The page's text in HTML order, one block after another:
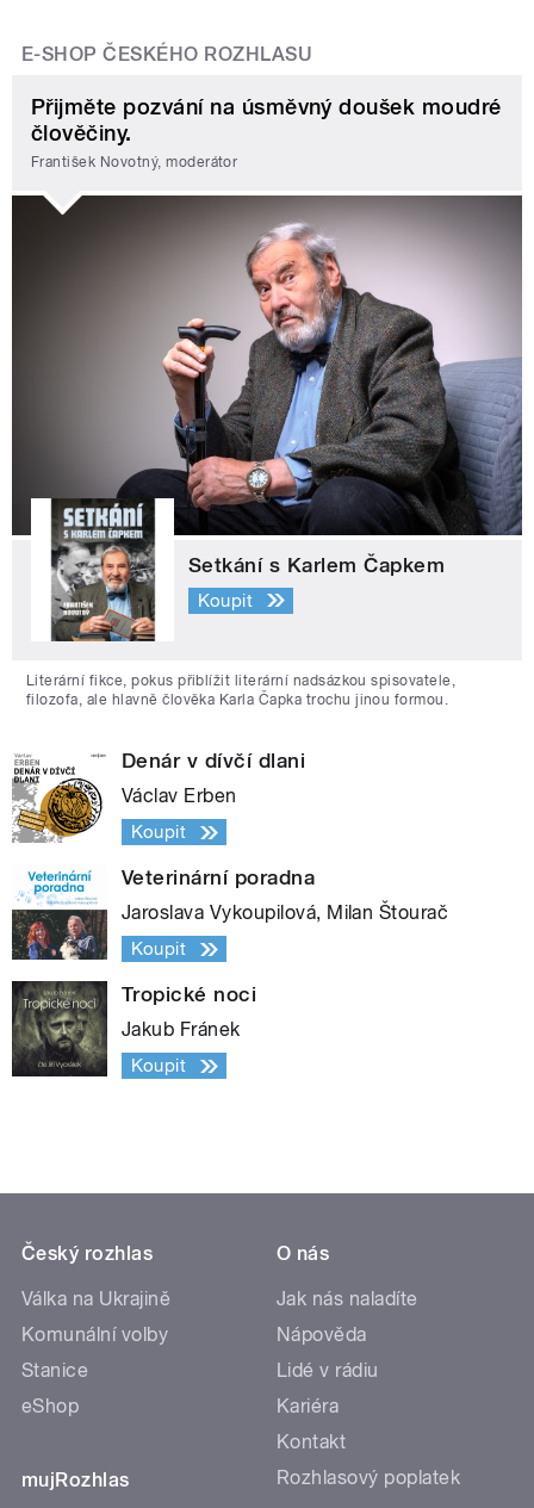
E-SHOP ČESKÉHO ROZHLASU
Přijměte pozvání na úsměvný doušek moudré
člověčiny.
František Novotný, moderátor
Setkání s Karlem Čapkem
Koupit
Literární fikce, pokus přiblížit literární nadsázkou spisovatele,
filozofa, ale hlavně člověka Karla Čapka trochu jinou formou.
Denár v dívčí dlani
Václav Erben
Koupit
Veterinární poradna
Jaroslava Vykoupilová, Milan Štourač
Koupit
Tropické noci
Jakub Fránek
Koupit
Český rozhlas
Válka na Ukrajině
Komunální volby
Stanice
eShop
mujRozhlas
O nás
Jak nás naladíte
Nápověda
Lidé v rádiu
Kariéra
Kontakt
Rozhlasový poplatek